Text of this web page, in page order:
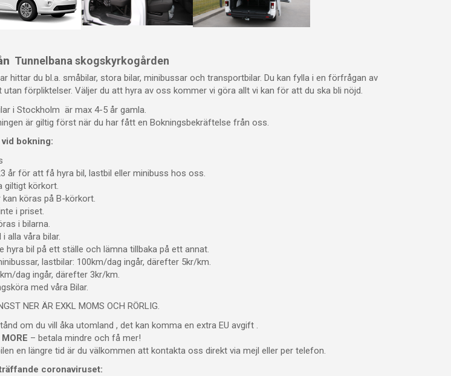
Tunnelbana skogskyrkogården
hittar du bl.a. småbilar, stora bilar, minibussar och transportbilar. Du kan fylla i en förfrågan av
utan förpliktelser. Väljer du att hyra av oss kommer vi göra allt vi kan för att du ska bli nöjd.
i Stockholm är max 4-5 år gamla.
är giltig först när du har fått en Bokningsbekräftelse från oss.
bokning:
år för att få hyra bil, lastbil eller minibuss hos oss.
giltigt körkort.
kan köras på B-körkort.
i priset.
i bilarna.
alla våra bilar.
hyra bil på ett ställe och lämna tillbaka på ett annat.
lastbilar: 100km/dag ingår, därefter 5kr/km.
dag ingår, därefter 3kr/km.
med våra Bilar.
NER ÄR EXKL MOMS OCH RÖRLIG.
om du vill åka utomland , det kan komma en extra EU avgift .
– betala mindre och få mer!
en längre tid är du välkommen att kontakta oss direkt via mejl eller per telefon.
coronaviruset: